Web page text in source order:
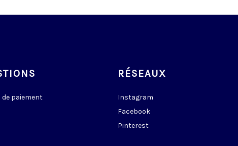
de paiement
RÉSEAUX
Instagram
Facebook
Pinterest